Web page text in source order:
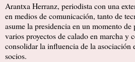
Arantxa Herranz, periodista con una
en medios de comunicación, tanto de
asume la presidencia en un momento
varios proyectos de calado en marcha y
consolidar la influencia de la asociación
socios.